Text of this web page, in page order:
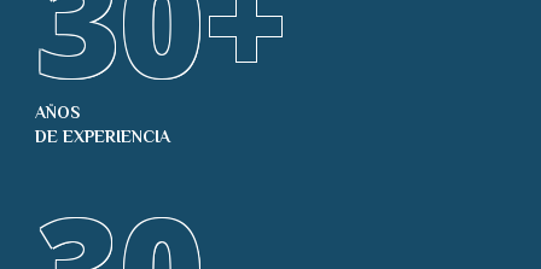
AÑOS
DE EXPERIENCIA